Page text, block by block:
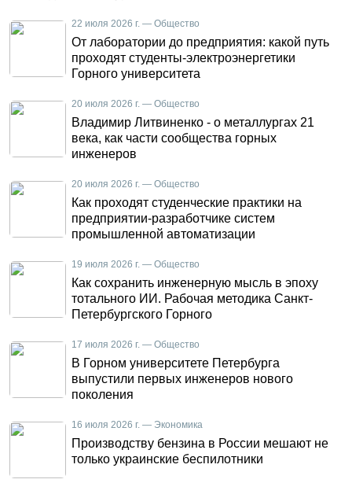
22 июля 2026 г. — Общество
От лаборатории до предприятия: какой путь
проходят студенты-электроэнергетики
Горного университета
20 июля 2026 г. — Общество
Владимир Литвиненко - о металлургах 21
века, как части сообщества горных
инженеров
20 июля 2026 г. — Общество
Как проходят студенческие практики на
предприятии-разработчике систем
промышленной автоматизации
19 июля 2026 г. — Общество
Как сохранить инженерную мысль в эпоху
тотального ИИ. Рабочая методика Санкт-
Петербургского Горного
17 июля 2026 г. — Общество
В Горном университете Петербурга
выпустили первых инженеров нового
поколения
16 июля 2026 г. — Экономика
Производству бензина в России мешают не
только украинские беспилотники